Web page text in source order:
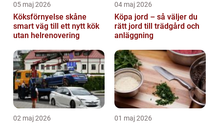
05 maj 2026
Köksförnyelse skåne
smart väg till ett nytt kök
utan helrenovering
04 maj 2026
Köpa jord – så väljer du
rätt jord till trädgård och
anläggning
02 maj 2026 01 maj 2026